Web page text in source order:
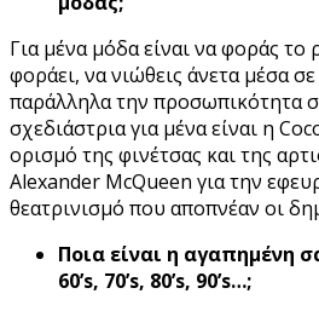
Για μένα μόδα είναι να φοράς το
φοράει, να νιώθεις άνετα μέσα
παράλληλα την προσωπικότητα
σχεδιάστρια για μένα είναι η
ορισμό της φινέτσας και της
Alexander McQueen για την
θεατρινισμό που αποπνέαν οι
Ποια είναι η αγαπημένη
60’s, 70’s, 80’s, 90’s…;